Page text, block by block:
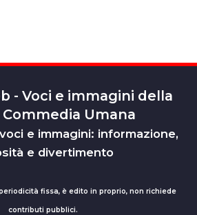
- Voci e immagini della
Umana
e immagini: informazione,
e divertimento
fissa, è edito in proprio, non richiede
contributi pubblici.